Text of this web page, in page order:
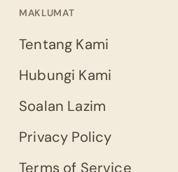
MAKLUMAT
Tentang Kami
Hubungi Kami
Soalan Lazim
Privacy Policy
Terms of Service